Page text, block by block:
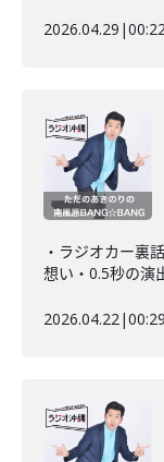
2026.04.29 |
・ラジオカー裏
想い・0.5秒の演
2026.04.22|